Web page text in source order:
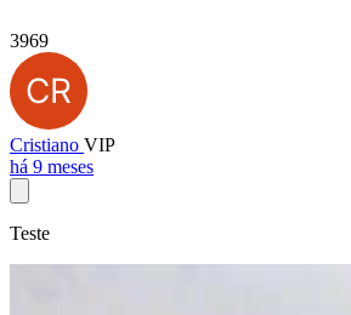
3969
Cristiano VIP
há 9 meses
Teste